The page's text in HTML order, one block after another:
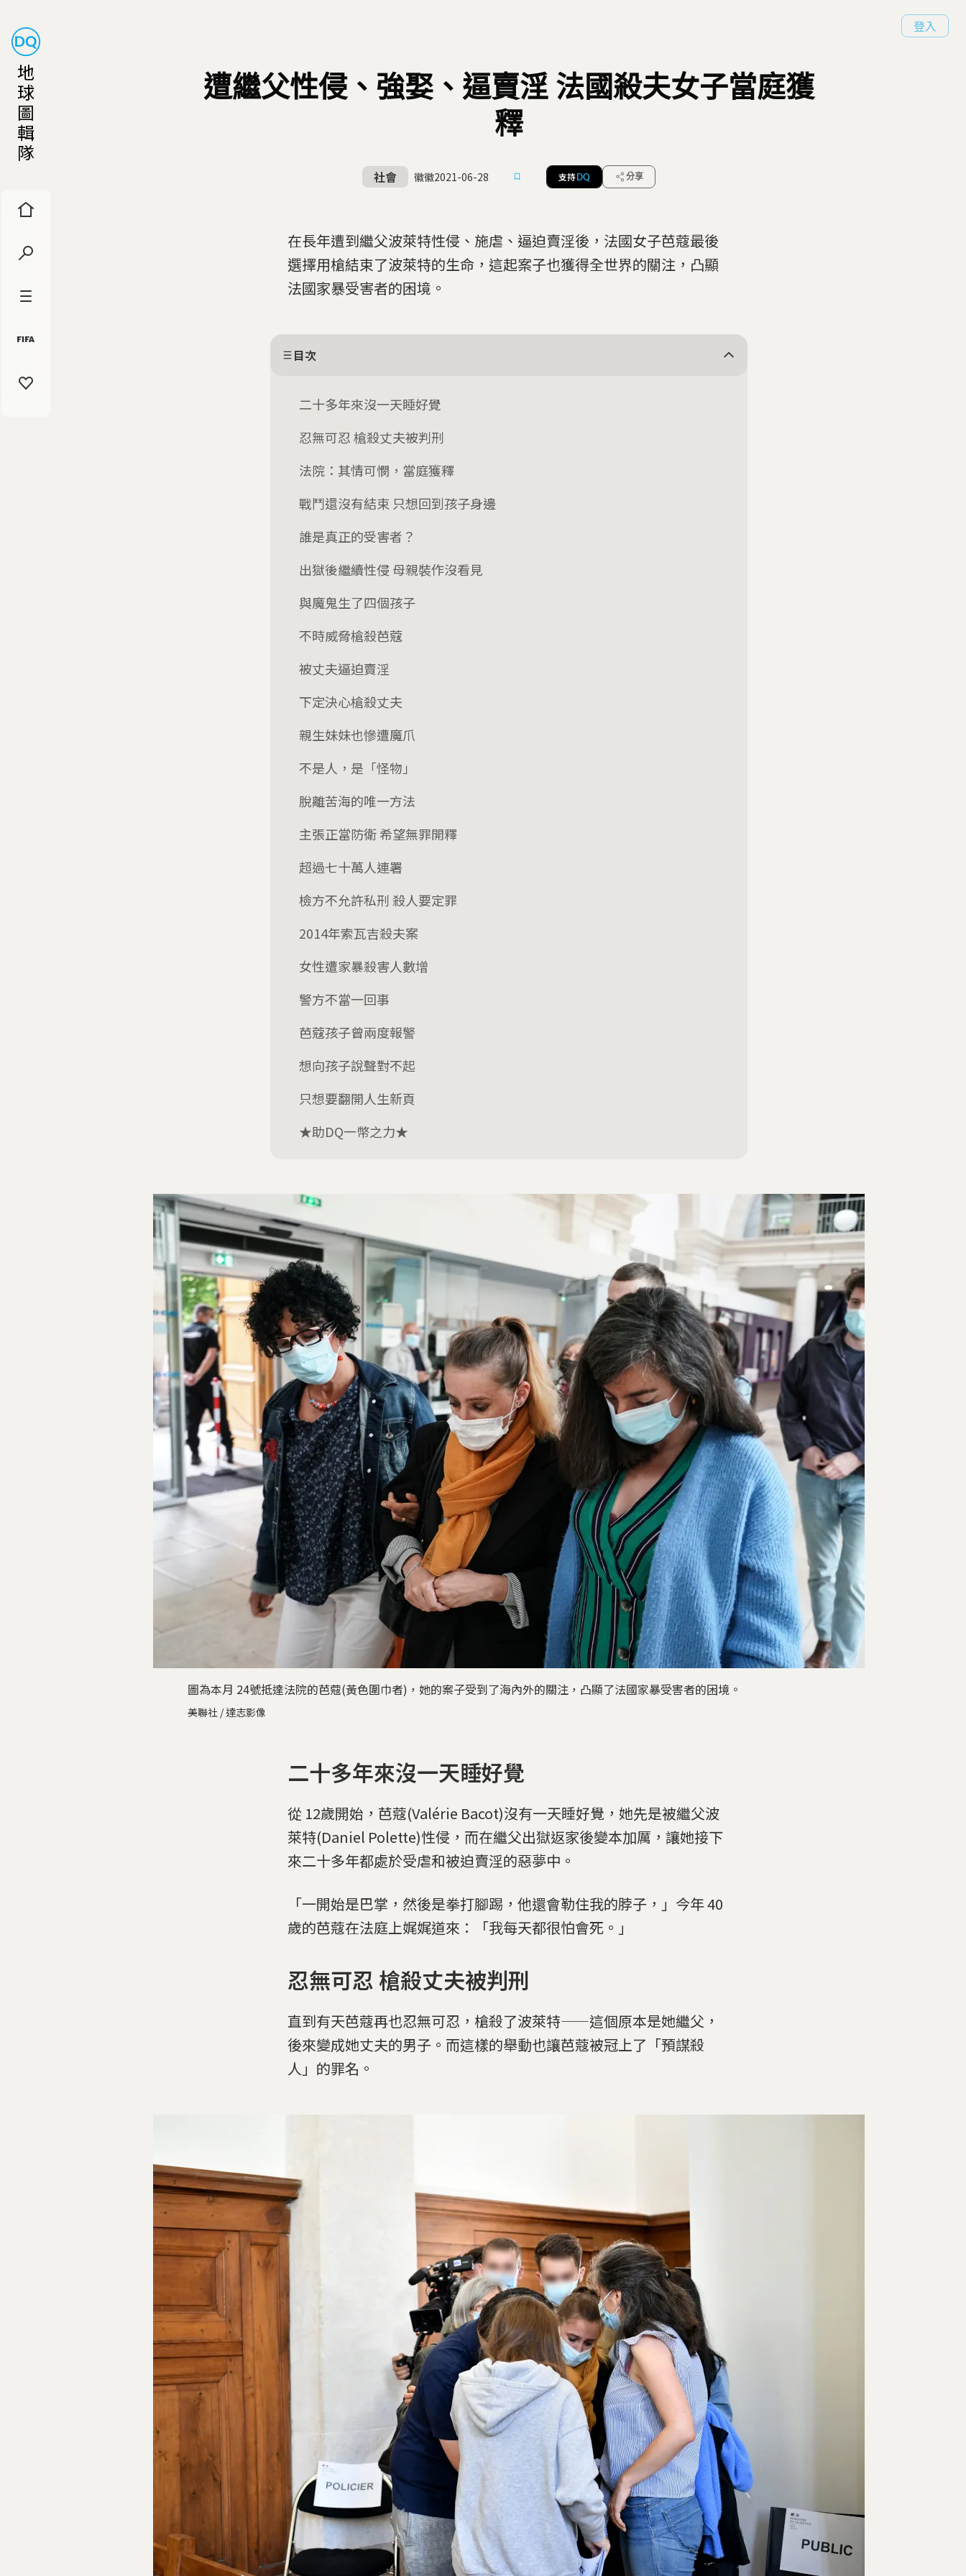
地
球
圖
輯
隊
登入
遭繼父性侵、強娶、逼賣淫 法國殺夫女子當庭獲
釋
社會 徽徽2021-06-28 支持 DQ 分享
在長年遭到繼父波萊特性侵、施虐、逼迫賣淫後，法國女子芭蔻最後
選擇用槍結束了波萊特的生命，這起案子也獲得全世界的關注，凸顯
法國家暴受害者的困境。
目次
二十多年來沒一天睡好覺
忍無可忍 槍殺丈夫被判刑
法院：其情可憫，當庭獲釋
戰鬥還沒有結束 只想回到孩子身邊
誰是真正的受害者？
出獄後繼續性侵 母親裝作沒看見
與魔鬼生了四個孩子
不時威脅槍殺芭蔻
被丈夫逼迫賣淫
下定決心槍殺丈夫
親生妹妹也慘遭魔爪
不是人，是「怪物」
脫離苦海的唯一方法
主張正當防衛 希望無罪開釋
超過七十萬人連署
檢方不允許私刑 殺人要定罪
2014年索瓦吉殺夫案
女性遭家暴殺害人數增
警方不當一回事
芭蔻孩子曾兩度報警
想向孩子說聲對不起
只想要翻開人生新頁
★助DQ一幣之力★
圖為本月 24號抵達法院的芭蔻(黃色圍巾者)，她的案子受到了海內外的關注，凸顯了法國家暴受害者的困境。
美聯社 / 達志影像
二十多年來沒一天睡好覺
從 12歲開始，芭蔻(Valérie Bacot)沒有一天睡好覺，她先是被繼父波
萊特(Daniel Polette)性侵，而在繼父出獄返家後變本加厲，讓她接下
來二十多年都處於受虐和被迫賣淫的惡夢中。
「一開始是巴掌，然後是拳打腳踢，他還會勒住我的脖子，」今年 40
歲的芭蔻在法庭上娓娓道來：「我每天都很怕會死。」
忍無可忍 槍殺丈夫被判刑
直到有天芭蔻再也忍無可忍，槍殺了波萊特——這個原本是她繼父，
後來變成她丈夫的男子。而這樣的舉動也讓芭蔻被冠上了「預謀殺
人」的罪名。